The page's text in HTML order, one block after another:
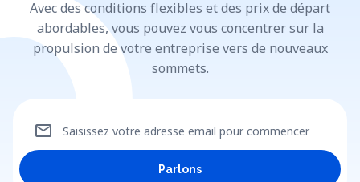
Avec des conditions flexibles et des prix de départ
abordables, vous pouvez vous concentrer sur la
propulsion de votre entreprise vers de nouveaux
sommets.
Saisissez votre adresse email pour commencer
mail
Parlons